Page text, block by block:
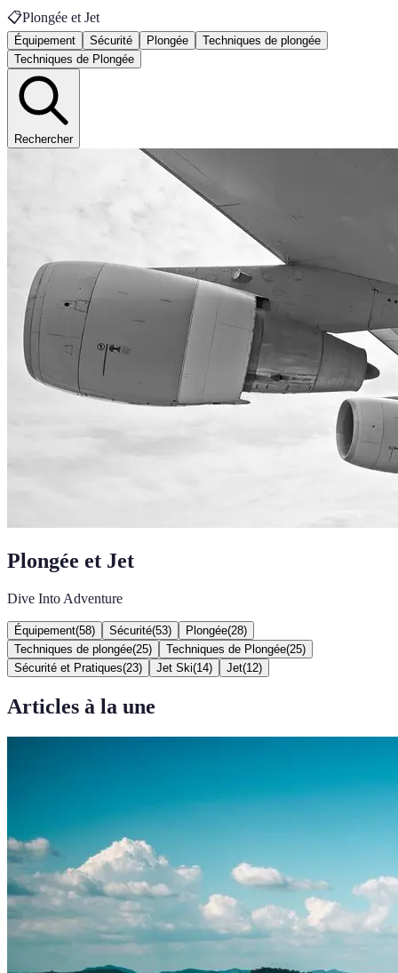
📋Plongée et Jet
Équipement Sécurité Plongée
Techniques de plongée
Techniques de Plongée
Rechercher
Plongée et Jet
Dive Into Adventure
Équipement(58) Sécurité(53) Plongée(28)
Techniques de plongée(25) Techniques de Plongée(25)
Sécurité et Pratiques(23) Jet Ski(14) Jet(12)
Articles à la une